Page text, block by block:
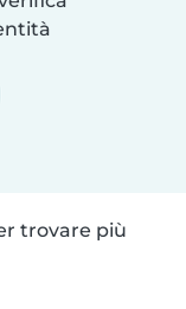
trovare più